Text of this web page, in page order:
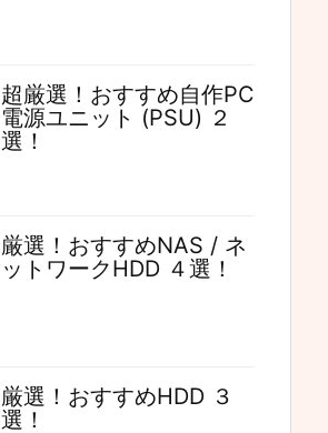
超厳選！おすすめ自作PC
電源ユニット (PSU) ２
選！
厳選！おすすめNAS / ネ
ットワークHDD ４選！
厳選！おすすめHDD ３
選！